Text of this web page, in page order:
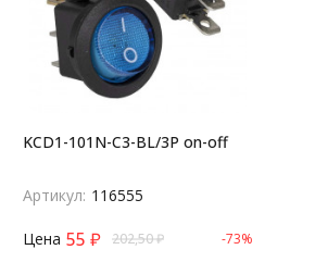
KCD1-101N-C3-BL/3P on-off
Артикул: 116555
Цена 55 ₽ 202,50₽ -73%